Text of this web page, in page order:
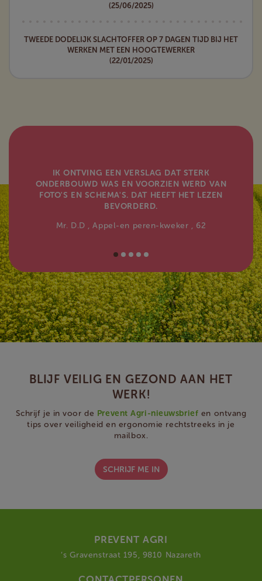
(25/06/2025)
TWEEDE DODELIJK SLACHTOFFER OP 7 DAGEN TIJD BIJ HET
WERKEN MET EEN HOOGTEWERKER
(22/01/2025)
IK ONTVING EEN VERSLAG DAT STERK
ONDERBOUWD WAS EN VOORZIEN WERD VAN
FOTO'S EN SCHEMA'S. DAT HEEFT HET LEZEN
BEVORDERD.
Mr. D.D
, Appel-en peren-kweker , 62
BLIJF VEILIG EN GEZOND AAN HET
WERK!
Schrijf je in voor de Prevent Agri-nieuwsbrief en ontvang
tips over veiligheid en ergonomie rechtstreeks in je
mailbox.
SCHRIJF ME IN
PREVENT AGRI
‘s Gravenstraat 195, 9810 Nazareth